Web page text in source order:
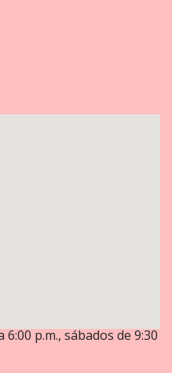
6:00 p.m., sábados de 9:30